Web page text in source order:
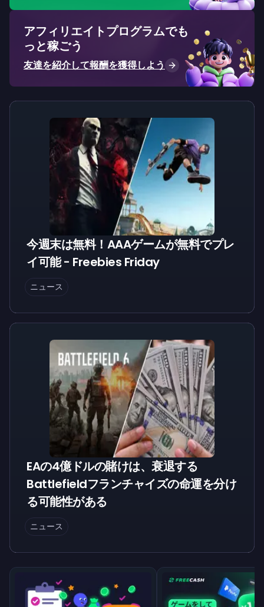
アフィリエイトプログラムでも
っと稼ごう
友達を紹介して報酬を獲得しよう
今週末は無料！AAAゲームが無料でプレ
イ可能 - Freebies Friday
ニュース
EAの4億ドルの賭けは、衰退する
Battlefieldフランチャイズの命運を分け
る可能性がある
ニュース